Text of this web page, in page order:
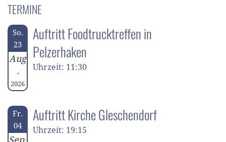
TERMINE
So.
23
Aug
.
2026
Auftritt Foodtrucktreffen in
Pelzerhaken
Uhrzeit: 11:30
Fr.
04
Sep.
Auftritt Kirche Gleschendorf
Uhrzeit: 19:15